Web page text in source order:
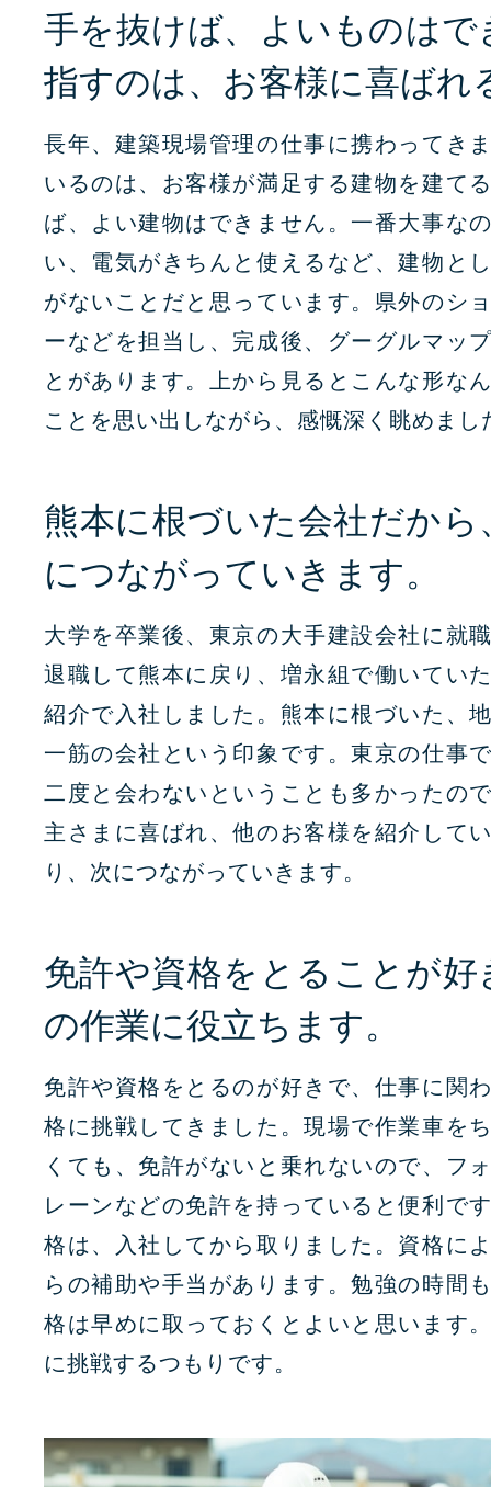
手を抜けば、よいものはで
指すのは、お客様に喜ばれ
長年、建築現場管理の仕事に携わってき
いるのは、お客様が満足する建物を建て
ば、よい建物はできません。一番大事な
い、電気がきちんと使えるなど、建物と
がないことだと思っています。県外のシ
ーなどを担当し、完成後、グーグルマッ
とがあります。上から見るとこんな形な
ことを思い出しながら、感慨深く眺めまし
熊本に根づいた会社だから
につながっていきます。
大学を卒業後、東京の大手建設会社に就
退職して熊本に戻り、増永組で働いてい
紹介で入社しました。熊本に根づいた、
一筋の会社という印象です。東京の仕事
二度と会わないということも多かったの
主さまに喜ばれ、他のお客様を紹介して
り、次につながっていきます。
免許や資格をとることが好
の作業に役立ちます。
免許や資格をとるのが好きで、仕事に関
格に挑戦してきました。現場で作業車を
くても、免許がないと乗れないので、フ
レーンなどの免許を持っていると便利で
格は、入社してから取りました。資格に
らの補助や手当があります。勉強の時間
格は早めに取っておくとよいと思います
に挑戦するつもりです。